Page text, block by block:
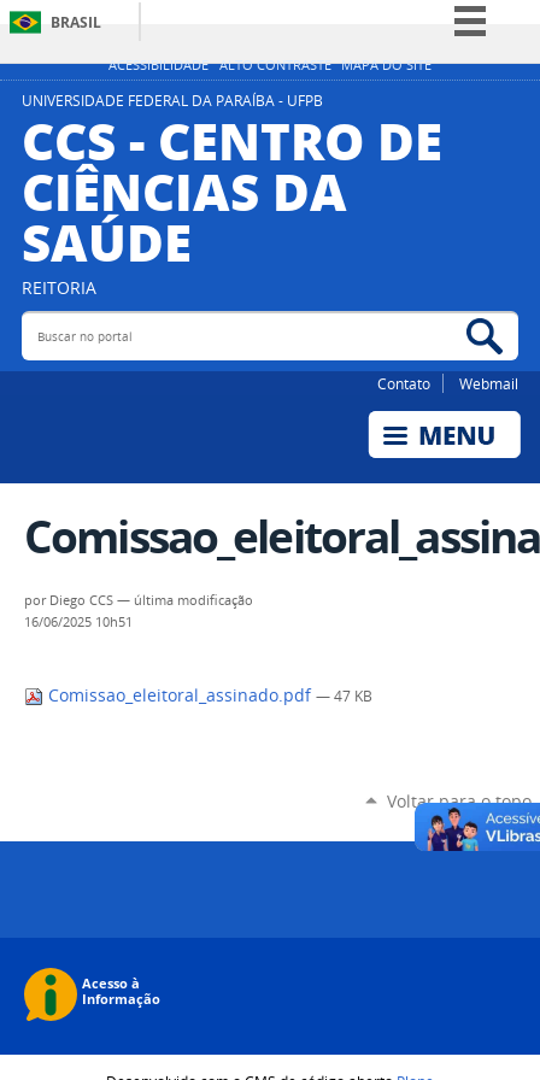
ACESSIBILIDADE ALTO CONTRASTE MAPA DO SITE
BRASIL
Simplifique!
Participe
Acesso à informação
Legislação
UNIVERSIDADE FEDERAL DA PARAÍBA - UFPB
CCS - CENTRO DE
CIÊNCIAS DA
SAÚDE
REITORIA
Buscar no portal
Contato Webmail
por Diego CCS — última modificação
16/06/2025 10h51
Comissao_eleitoral_assinado.pdf — 47 KB
Voltar para o topo